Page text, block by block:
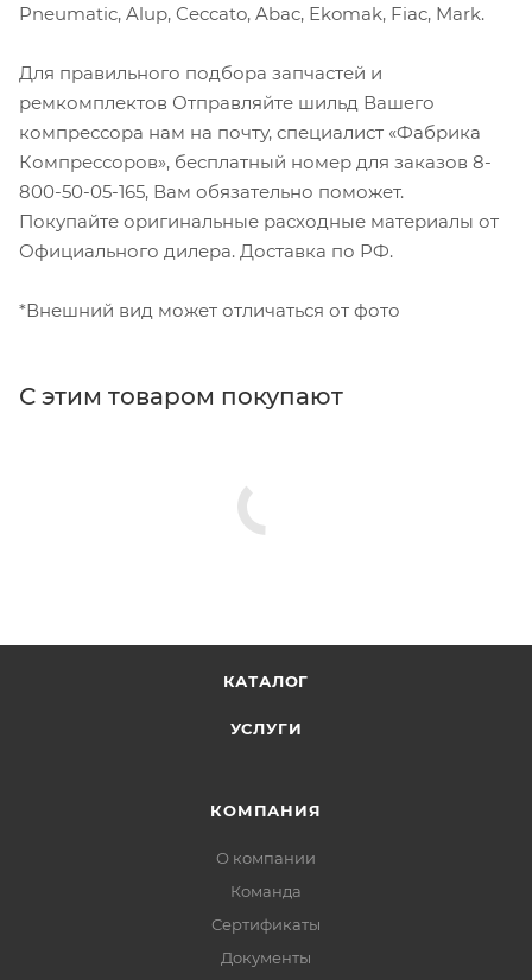
Pneumatic, Alup, Ceccato, Abac, Ekomak, Fiac, Mark.
Для правильного подбора запчастей и
ремкомплектов Отправляйте шильд Вашего
компрессора нам на почту, специалист «Фабрика
Компрессоров», бесплатный номер для заказов 8-
800-50-05-165, Вам обязательно поможет.
Покупайте оригинальные расходные материалы от
Официального дилера. Доставка по РФ.
*Внешний вид может отличаться от фото
С этим товаром покупают
КАТАЛОГ
УСЛУГИ
КОМПАНИЯ
О компании
Команда
Сертификаты
Документы